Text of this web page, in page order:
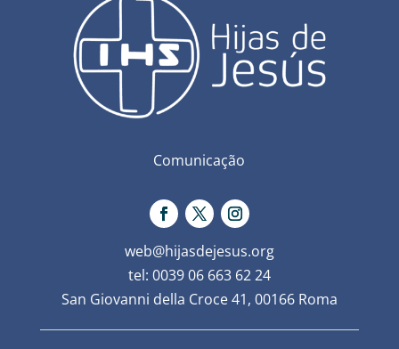
Comunicação
web@hijasdejesus.org
tel: 0039 06 663 62 24
San Giovanni della Croce 41, 00166 Roma